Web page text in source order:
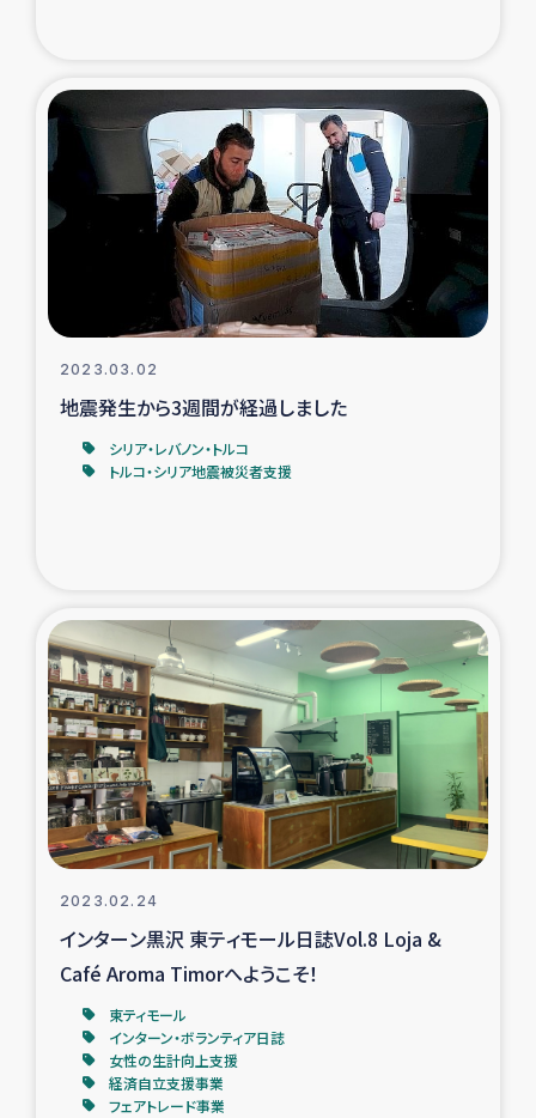
デニヤヤ小規模紅茶農家支援
コーヒー生産者支援
アイナロ県マウベシ郡でのコーヒー畑改善事業
ベイルート大規模爆発被災者支援
2023.03.02
地震発生から3週間が経過しました
シリア・レバノン・トルコ
トルコ・シリア地震被災者支援
2023.02.24
インターン黒沢 東ティモール日誌Vol.8 Loja &
Café Aroma Timorへようこそ！
東ティモール
インターン・ボランティア日誌
女性の生計向上支援
経済自立支援事業
フェアトレード事業